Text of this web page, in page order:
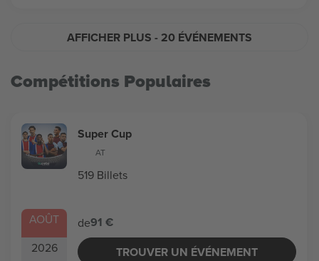
AFFICHER PLUS - 20 ÉVÉNEMENTS
Compétitions Populaires
AOÛT
2026
Super Cup
AT
519 Billets
de91 €
TROUVER UN ÉVÉNEMENT